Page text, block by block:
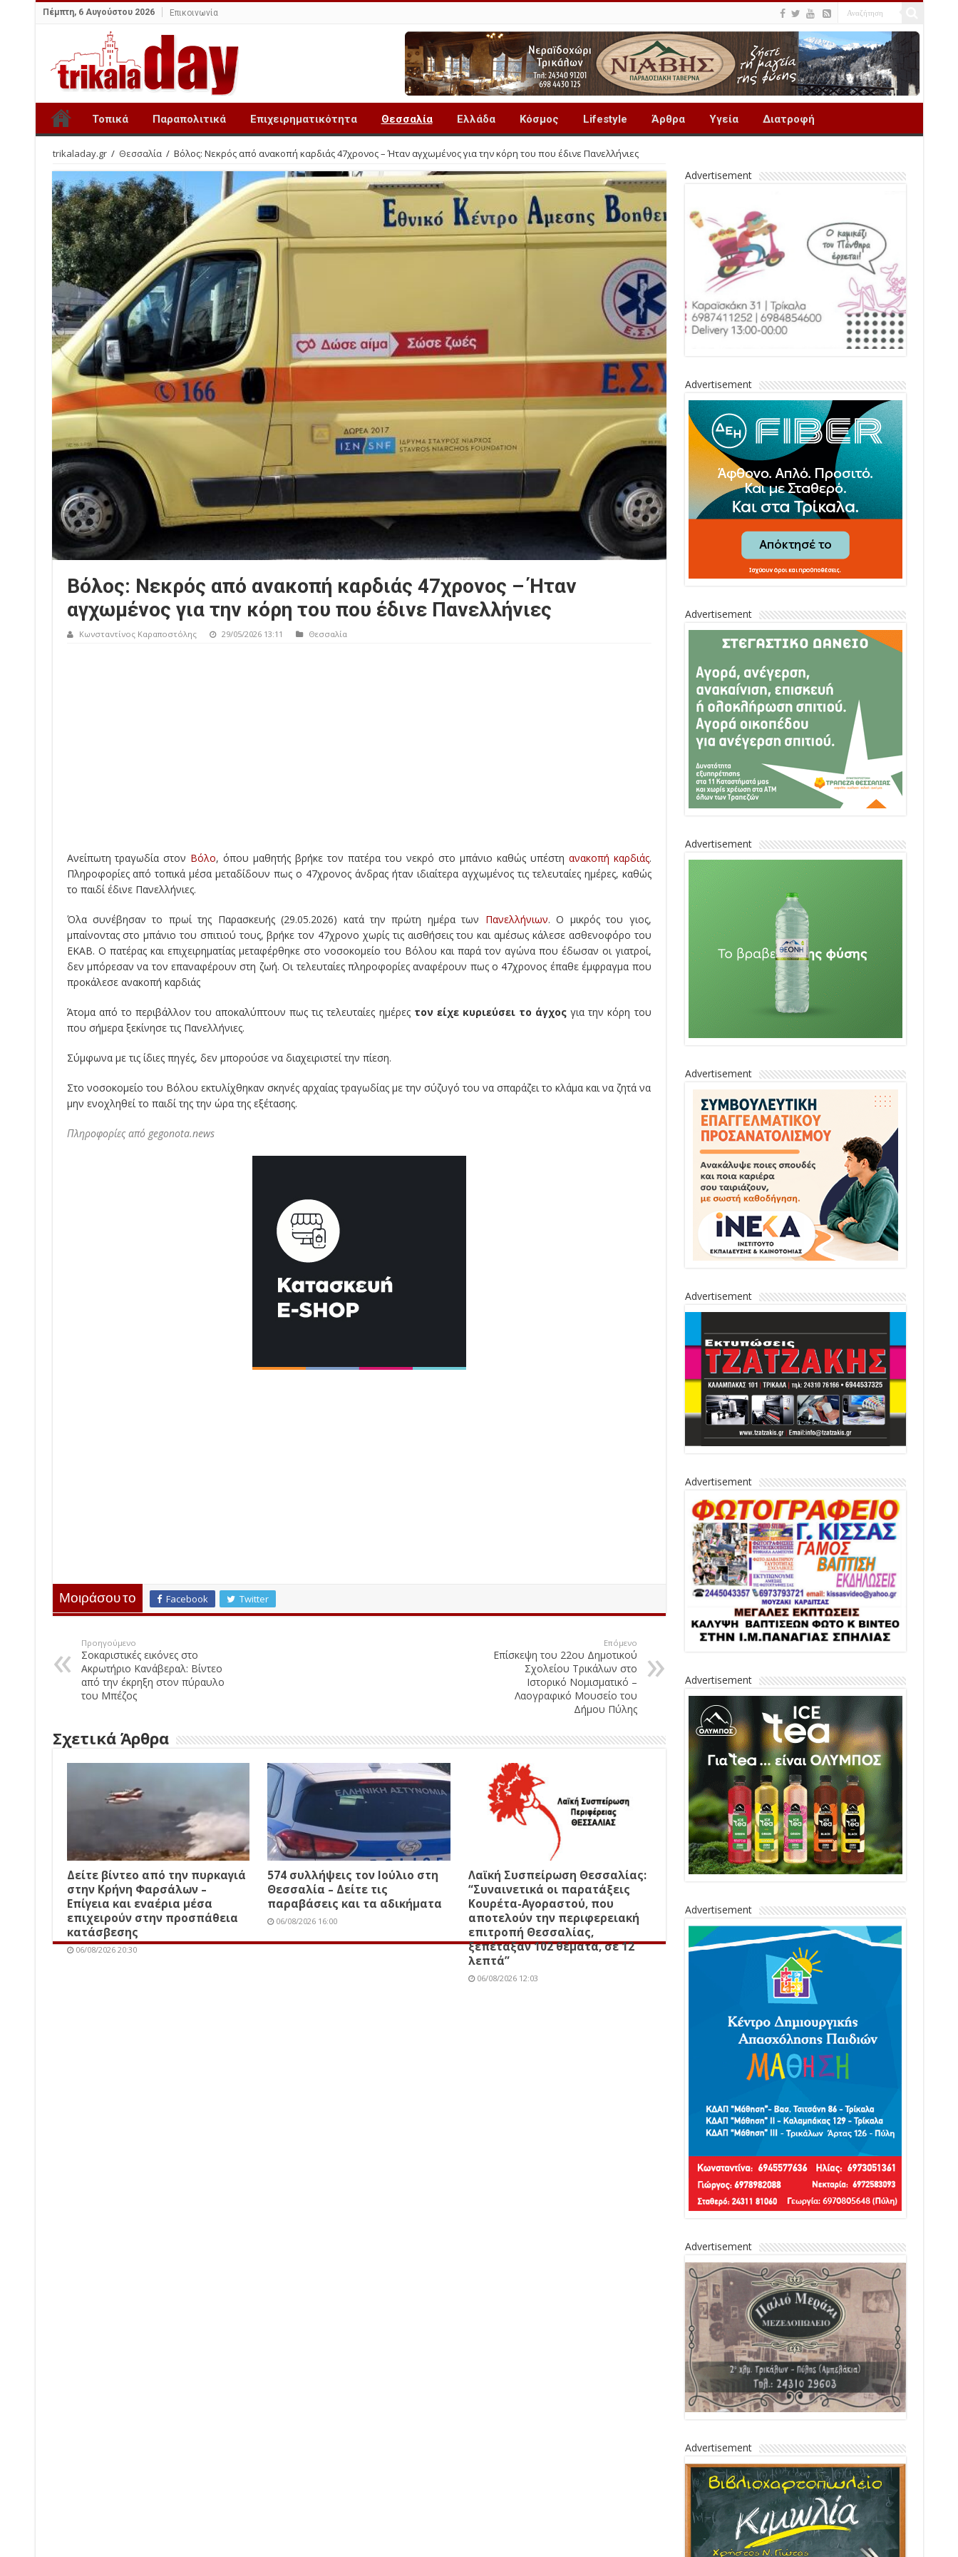
Πέμπτη, 6 Αυγούστου 2026 Επικοινωνία
Τοπικά Παραπολιτικά Επιχειρηματικότητα Θεσσαλία Ελλάδα Κόσμος Lifestyle Άρθρα Υγεία Διατροφή
trikaladay.gr / Θεσσαλία / Βόλος: Νεκρός από ανακοπή καρδιάς 47χρονος – Ήταν αγχωμένος για την κόρη του που έδινε Πανελλήνιες
Βόλος: Νεκρός από ανακοπή καρδιάς 47χρονος – Ήταν
αγχωμένος για την κόρη του που έδινε Πανελλήνιες
Κωνσταντίνος Καραποστόλης 29/05/2026 13:11 Θεσσαλία
Ανείπωτη τραγωδία στον Βόλο, όπου μαθητής βρήκε τον πατέρα του νεκρό στο μπάνιο καθώς υπέστη ανακοπή καρδιάς.
Πληροφορίες από τοπικά μέσα μεταδίδουν πως ο 47χρονος άνδρας ήταν ιδιαίτερα αγχωμένος τις τελευταίες ημέρες, καθώς
το παιδί έδινε Πανελλήνιες.
Όλα συνέβησαν το πρωί της Παρασκευής (29.05.2026) κατά την πρώτη ημέρα των Πανελλήνιων. Ο μικρός του γιος,
μπαίνοντας στο μπάνιο του σπιτιού τους, βρήκε τον 47χρονο χωρίς τις αισθήσεις του και αμέσως κάλεσε ασθενοφόρο του
ΕΚΑΒ. Ο πατέρας και επιχειρηματίας μεταφέρθηκε στο νοσοκομείο του Βόλου και παρά τον αγώνα που έδωσαν οι γιατροί,
δεν μπόρεσαν να τον επαναφέρουν στη ζωή. Οι τελευταίες πληροφορίες αναφέρουν πως ο 47χρονος έπαθε έμφραγμα που
προκάλεσε ανακοπή καρδιάς
Άτομα από το περιβάλλον του αποκαλύπτουν πως τις τελευταίες ημέρες τον είχε κυριεύσει το άγχος για την κόρη του
που σήμερα ξεκίνησε τις Πανελλήνιες.
Σύμφωνα με τις ίδιες πηγές, δεν μπορούσε να διαχειριστεί την πίεση.
Στο νοσοκομείο του Βόλου εκτυλίχθηκαν σκηνές αρχαίας τραγωδίας με την σύζυγό του να σπαράζει το κλάμα και να ζητά να
μην ενοχληθεί το παιδί της την ώρα της εξέτασης.
Πληροφορίες από gegonota.news
Μοιράσου το Facebook Twitter
Προηγούμενο
Σοκαριστικές εικόνες στο
Ακρωτήριο Κανάβεραλ: Βίντεο
από την έκρηξη στον πύραυλο
του Μπέζος
Επόμενο
Επίσκεψη του 22ου Δημοτικού
Σχολείου Τρικάλων στο
Ιστορικό Νομισματικό –
Λαογραφικό Μουσείο του
Δήμου Πύλης
Σχετικά Άρθρα
Δείτε βίντεο από την πυρκαγιά
στην Κρήνη Φαρσάλων –
Επίγεια και εναέρια μέσα
επιχειρούν στην προσπάθεια
κατάσβεσης
06/08/2026 20:30
574 συλλήψεις τον Ιούλιο στη
Θεσσαλία – Δείτε τις
παραβάσεις και τα αδικήματα
06/08/2026 16:00
Λαϊκή Συσπείρωση Θεσσαλίας:
“Συναινετικά οι παρατάξεις
Κουρέτα-Αγοραστού, που
αποτελούν την περιφερειακή
επιτροπή Θεσσαλίας,
ξεπέταξαν 102 θέματα, σε 12
λεπτά”
06/08/2026 12:03
Advertisement
Advertisement
Advertisement
Advertisement
Advertisement
Advertisement
Advertisement
Advertisement
Advertisement
Advertisement
Advertisement